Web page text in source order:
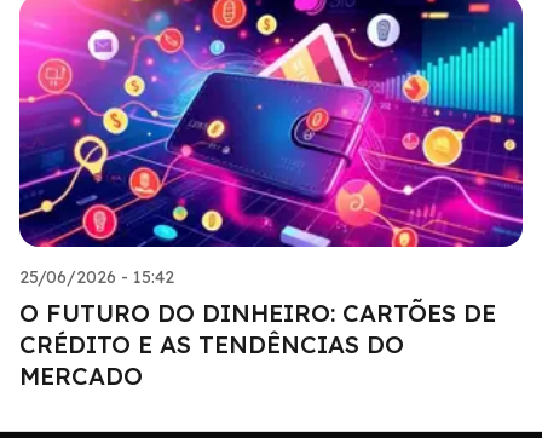
25/06/2026 - 15:42
O FUTURO DO DINHEIRO: CARTÕES DE
CRÉDITO E AS TENDÊNCIAS DO
MERCADO